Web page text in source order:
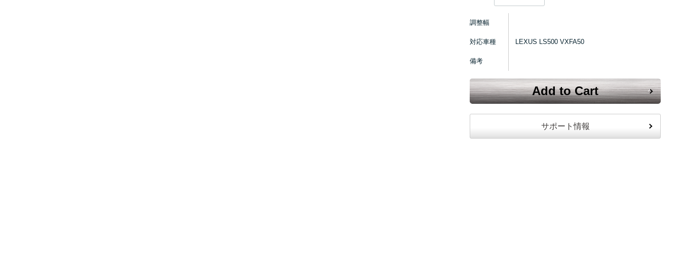
調整幅
対応車種 LEXUS LS500 VXFA50
備考
Add to Cart
サポート情報